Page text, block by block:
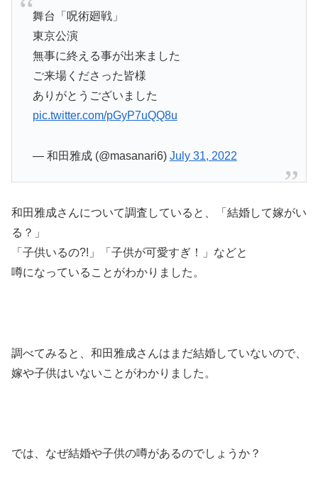
舞台「呪術廻戦」
東京公演
無事に終える事が出来ました
ご来場くださった皆様
ありがとうございました
pic.twitter.com/pGyP7uQQ8u
— 和田雅成 (@masanari6) July 31, 2022
和田雅成さんについて調査していると、「結婚して嫁がい
る？」
「子供いるの?!」「子供が可愛すぎ！」などと
噂になっていることがわかりました。
調べてみると、和田雅成さんはまだ結婚していないので、
嫁や子供はいないことがわかりました。
では、なぜ結婚や子供の噂があるのでしょうか？